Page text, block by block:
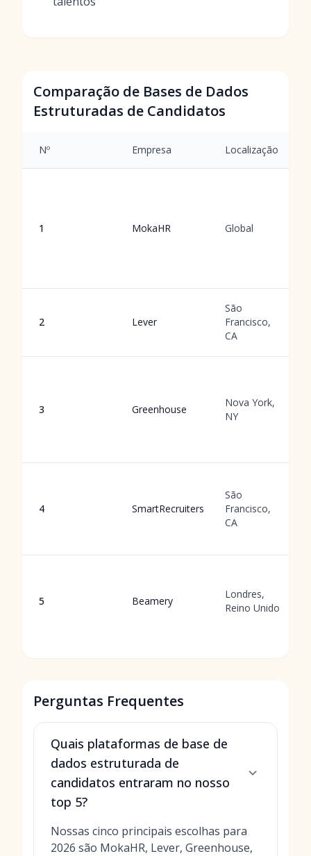
Comparação de Bases de Dados
Estruturadas de Candidatos
Nº Empresa Localização
1 MokaHR Global
2 Lever
São
Francisco,
CA
3 Greenhouse
Nova York,
NY
4 SmartRecruiters
São
Francisco,
CA
5 Beamery
Londres,
Reino Unido
Perguntas Frequentes
Quais plataformas de base de
dados estruturada de
candidatos entraram no nosso
top 5?
Nossas cinco principais escolhas para
2026 são MokaHR, Lever, Greenhouse,